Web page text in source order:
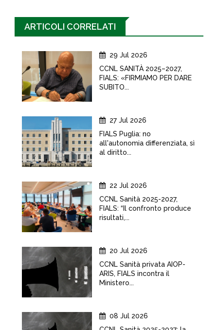
ARTICOLI CORRELATI
29 Jul 2026
CCNL SANITÀ 2025–2027,
FIALS: «FIRMIAMO PER DARE
SUBITO...
27 Jul 2026
FIALS Puglia: no
all'autonomia differenziata, sì
al diritto...
22 Jul 2026
CCNL Sanità 2025-2027,
FIALS: “Il confronto produce
risultati,...
20 Jul 2026
CCNL Sanità privata AIOP-
ARIS, FIALS incontra il
Ministero...
08 Jul 2026